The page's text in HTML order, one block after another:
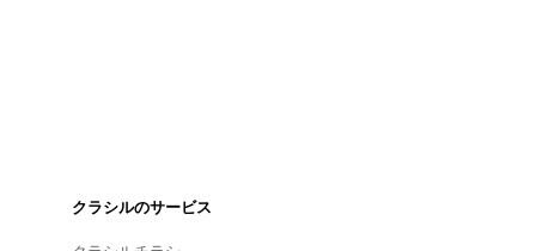
クラシルのサービス